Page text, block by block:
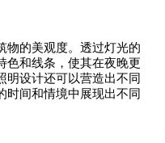
物的美观度。透过灯光的
色和线条，使其在夜晚更
明设计还可以营造出不同
时间和情境中展现出不同